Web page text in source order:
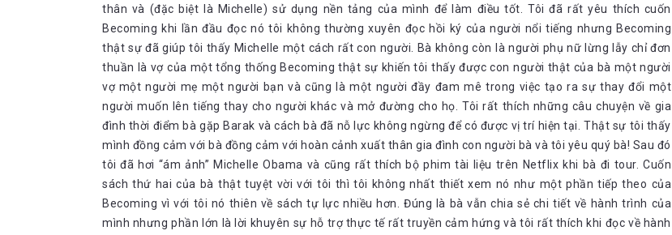
thân và (đặc biệt là Michelle) sử dụng nền tảng của mình để làm điều tốt. Tôi đã rất yêu thích cuốn
Becoming khi lần đầu đọc nó tôi không thường xuyên đọc hồi ký của người nổi tiếng nhưng Becoming
thật sự đã giúp tôi thấy Michelle một cách rất con người. Bà không còn là người phụ nữ lừng lẫy chỉ đơn
thuần là vợ của một tổng thống Becoming thật sự khiến tôi thấy được con người thật của bà một người
vợ một người mẹ một người bạn và cũng là một người đầy đam mê trong việc tạo ra sự thay đổi một
người muốn lên tiếng thay cho người khác và mở đường cho họ. Tôi rất thích những câu chuyện về gia
đình thời điểm bà gặp Barak và cách bà đã nỗ lực không ngừng để có được vị trí hiện tại. Thật sự tôi thấy
mình đồng cảm với bà đồng cảm với hoàn cảnh xuất thân gia đình con người bà và tôi yêu quý bà! Sau đó
tôi đã hơi “ám ảnh” Michelle Obama và cũng rất thích bộ phim tài liệu trên Netflix khi bà đi tour. Cuốn
sách thứ hai của bà thật tuyệt vời với tôi thì tôi không nhất thiết xem nó như một phần tiếp theo của
Becoming vì với tôi nó thiên về sách tự lực nhiều hơn. Đúng là bà vẫn chia sẻ chi tiết về hành trình của
mình nhưng phần lớn là lời khuyên sự hỗ trợ thực tế rất truyền cảm hứng và tôi rất thích khi đọc về hành